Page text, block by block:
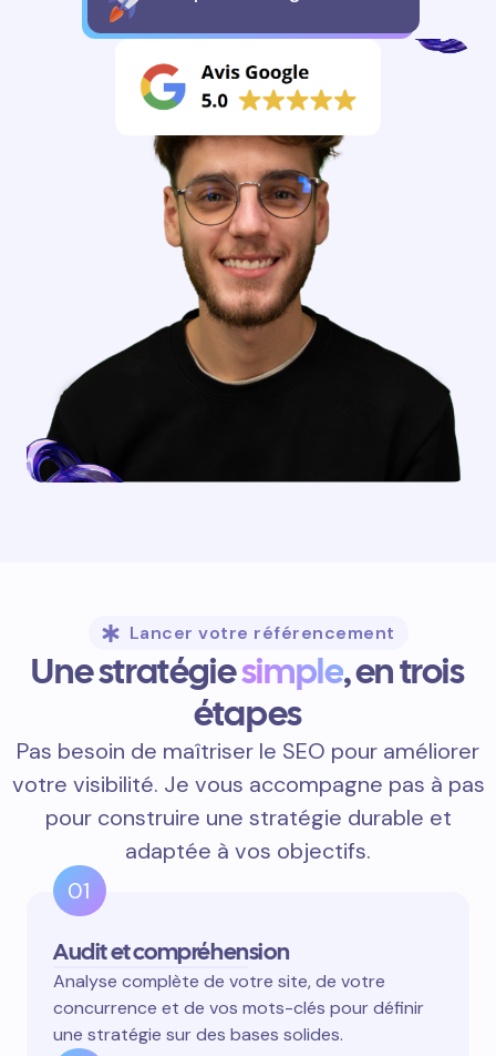
Lancer votre référencement
Une stratégiesimple, en trois
étapes
Pas besoin de maîtriser le SEO pour améliorer
votre visibilité. Je vous accompagne pas à pas
pour construire une stratégie durable et
adaptée à vos objectifs.
01
Audit et compréhension
Analyse complète de votre site, de votre
concurrence et de vos mots-clés pour définir
une stratégie sur des bases solides.